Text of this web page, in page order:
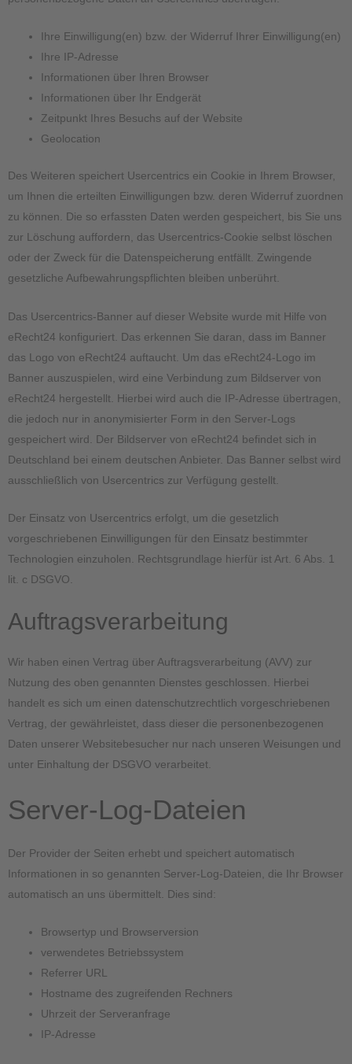
Ihre Einwilligung(en) bzw. der Widerruf Ihrer Einwilligung(en)
Ihre IP-Adresse
Informationen über Ihren Browser
Informationen über Ihr Endgerät
Zeitpunkt Ihres Besuchs auf der Website
Geolocation
Des Weiteren speichert Usercentrics ein Cookie in Ihrem Browser,
um Ihnen die erteilten Einwilligungen bzw. deren Widerruf zuordnen
zu können. Die so erfassten Daten werden gespeichert, bis Sie uns
zur Löschung auffordern, das Usercentrics-Cookie selbst löschen
oder der Zweck für die Datenspeicherung entfällt. Zwingende
gesetzliche Aufbewahrungspflichten bleiben unberührt.
Das Usercentrics-Banner auf dieser Website wurde mit Hilfe von
eRecht24 konfiguriert. Das erkennen Sie daran, dass im Banner
das Logo von eRecht24 auftaucht. Um das eRecht24-Logo im
Banner auszuspielen, wird eine Verbindung zum Bildserver von
eRecht24 hergestellt. Hierbei wird auch die IP-Adresse übertragen,
die jedoch nur in anonymisierter Form in den Server-Logs
gespeichert wird. Der Bildserver von eRecht24 befindet sich in
Deutschland bei einem deutschen Anbieter. Das Banner selbst wird
ausschließlich von Usercentrics zur Verfügung gestellt.
Der Einsatz von Usercentrics erfolgt, um die gesetzlich
vorgeschriebenen Einwilligungen für den Einsatz bestimmter
Technologien einzuholen. Rechtsgrundlage hierfür ist Art. 6 Abs. 1
lit. c DSGVO.
Auftragsverarbeitung
Wir haben einen Vertrag über Auftragsverarbeitung (AVV) zur
Nutzung des oben genannten Dienstes geschlossen. Hierbei
handelt es sich um einen datenschutzrechtlich vorgeschriebenen
Vertrag, der gewährleistet, dass dieser die personenbezogenen
Daten unserer Websitebesucher nur nach unseren Weisungen und
unter Einhaltung der DSGVO verarbeitet.
Server-Log-Dateien
Der Provider der Seiten erhebt und speichert automatisch
Informationen in so genannten Server-Log-Dateien, die Ihr Browser
automatisch an uns übermittelt. Dies sind:
Browsertyp und Browserversion
verwendetes Betriebssystem
Referrer URL
Hostname des zugreifenden Rechners
Uhrzeit der Serveranfrage
IP-Adresse